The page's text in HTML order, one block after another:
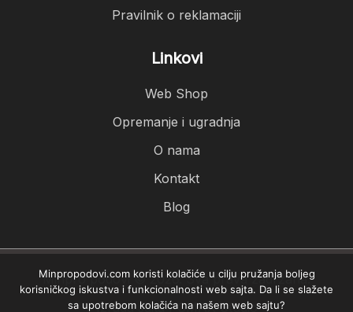
Pravilnik o reklamaciji
Linkovi
Web Shop
Opremanje i ugradnja
O nama
Kontakt
Blog
Minpro podovi © 2026. Sva prava zadržana.
Izrada sajtaPCMAX Studio
Minpropodovi.com koristi kolačiće u cilju pružanja boljeg
korisničkog iskustva i funkcionalnosti web sajta. Da li se slažete
sa upotrebom kolačića na našem web sajtu?